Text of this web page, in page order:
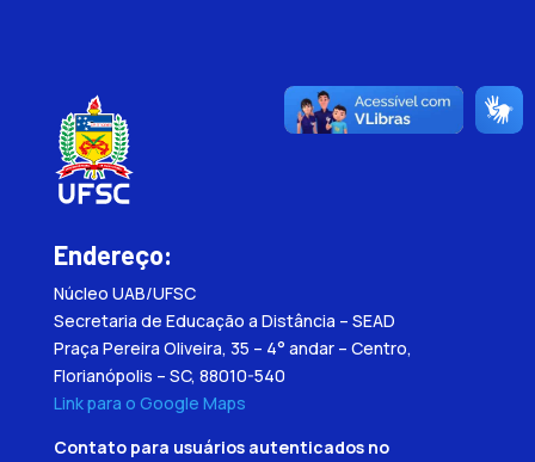
Endereço:
Núcleo UAB/UFSC
Secretaria de Educação a Distância – SEAD
Praça Pereira Oliveira, 35 – 4° andar – Centro,
Florianópolis – SC, 88010-540
Link para o Google Maps
Contato para usuários autenticados no